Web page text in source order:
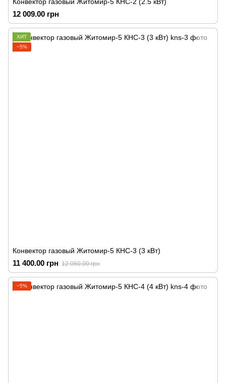
12 009.00 грн
ХИТ
−5%
Конвектор газовый Житомир-5 КНС-3 (3 кВт)
11 400.00 грн 12 060.00 грн
−5%